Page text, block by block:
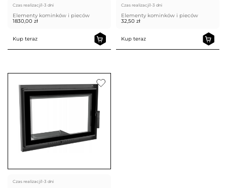
Czas realizacji1-3 dni
Elementy kominków i pieców
1830,00 zł
Kup teraz
Czas realizacji1-3 dni
Elementy kominków i pieców
32,50 zł
Kup teraz
Czas realizacji1-3 dni